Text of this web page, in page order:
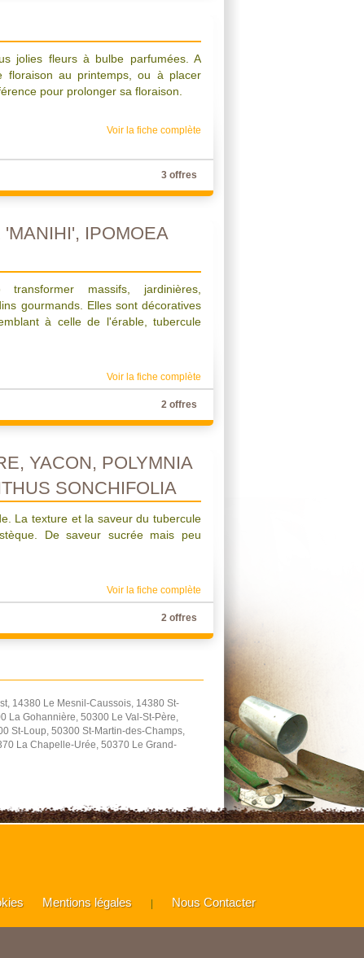
jolies fleurs à bulbe parfumées. A
floraison au printemps, ou à placer
pour prolonger sa floraison.
Voir la fiche complète
3 offres
'MANIHI', IPOMOEA
massifs, jardinières,
gourmands. Elles sont décoratives
à celle de l'érable, tubercule
Voir la fiche complète
2 offres
YACON, POLYMNIA
SONCHIFOLIA
La texture et la saveur du tubercule
De saveur sucrée mais peu
Voir la fiche complète
2 offres
14380 Le Mesnil-Caussois, 14380 St-
La Gohannière, 50300 Le Val-St-Père,
St-Loup, 50300 St-Martin-des-Champs,
La Chapelle-Urée, 50370 Le Grand-
Mentions légales Nous Contacter